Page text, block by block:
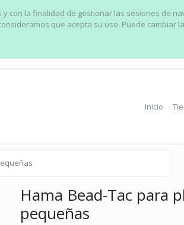
con la finalidad de gestionar las sesiones de
que acepta su uso. Puede cambiar
Inicio
Hama Bead-Tac para
pequeñas